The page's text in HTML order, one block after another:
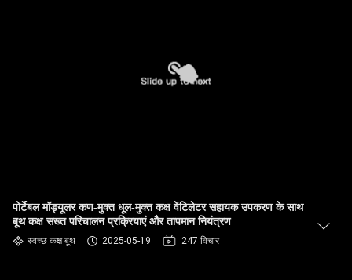
पोर्टेबल मॉड्यूलर कण-मुक्त धूल-मुक्त कक्ष वेंटिलेटर सहायक उपकरण के साथ
बूथ कक्ष सख्त परिचालन प्रक्रियाएं और तापमान नियंत्रण
स्वच्छ कक्ष बूथ 2025-05-19 247 विचार